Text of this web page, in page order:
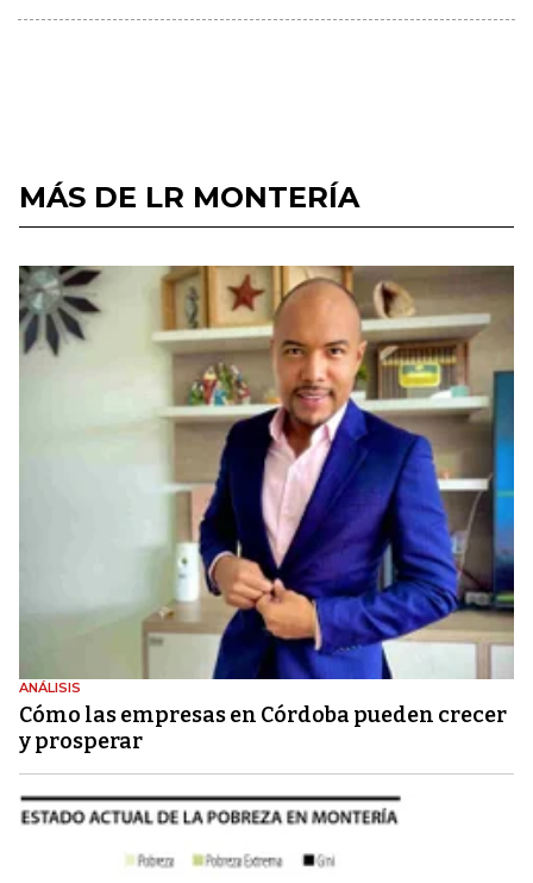
MÁS DE LR MONTERÍA
ANÁLISIS
Cómo las empresas en Córdoba pueden crecer
y prosperar